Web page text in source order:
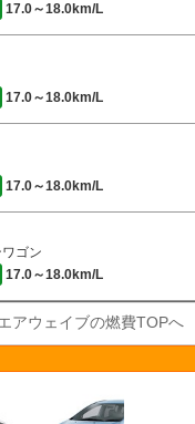
17.0～18.0km/L
17.0～18.0km/L
17.0～18.0km/L
ゴン
17.0～18.0km/L
アウェイブの燃費TOPへ